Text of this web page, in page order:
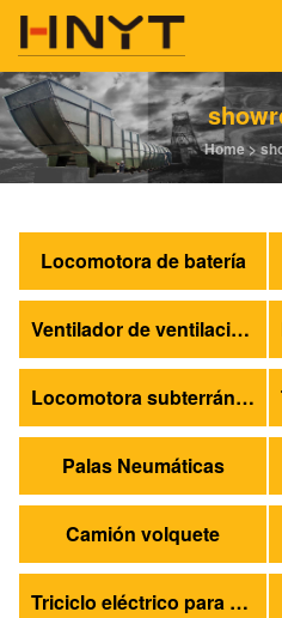
Home>
Locomotora de batería
Ventilador de ventilación de la mina
Locomotora subterránea
Palas Neumáticas
Camión volquete
Triciclo eléctrico para minería